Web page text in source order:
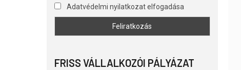
Adatvédelmi nyilatkozat elfogadása
FRISS VÁLLALKOZÓI PÁLYÁZAT